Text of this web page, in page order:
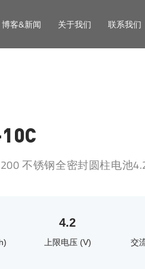
博客&新闻 关于我们 联系我们
不锈钢全密封圆柱电池
4.2
上限电压 (V) 交